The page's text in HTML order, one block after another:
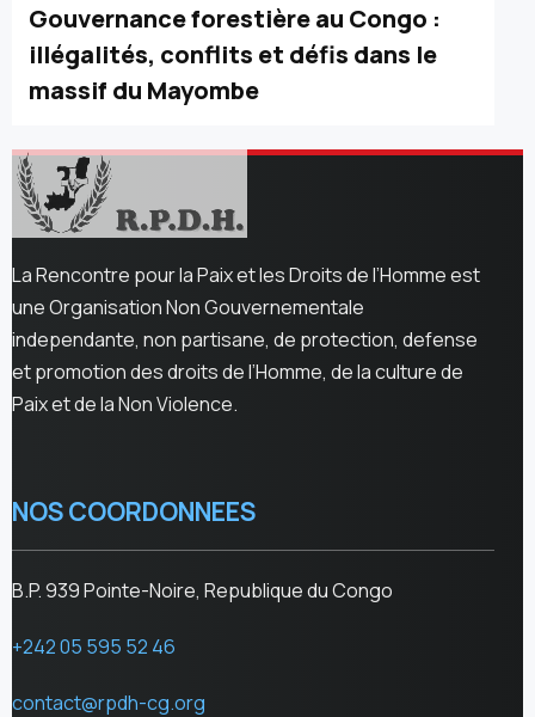
Gouvernance forestière au Congo :
illégalités, conflits et défis dans le
massif du Mayombe
La Rencontre pour la Paix et les Droits de l’Homme est
une Organisation Non Gouvernementale
independante, non partisane, de protection, defense
et promotion des droits de l’Homme, de la culture de
Paix et de la Non Violence.
NOS COORDONNEES
B.P. 939 Pointe-Noire, Republique du Congo
+242 05 595 52 46
contact@rpdh-cg.org